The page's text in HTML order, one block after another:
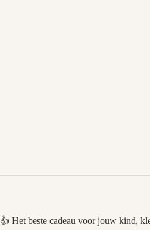
👍 Het beste cadeau voor jouw kind,